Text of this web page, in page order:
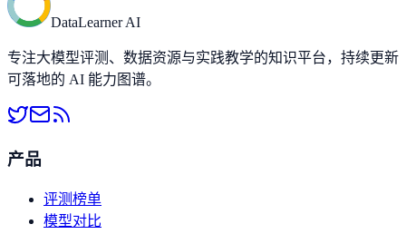
DataLearner AI
专注大模型评测、数据资源与实践教学的知识平台，持续更新
可落地的 AI 能力图谱。
产品
评测榜单
模型对比